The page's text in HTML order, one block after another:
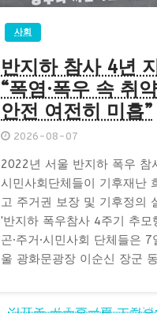
사회
반지하 참사 4년
“폭염·폭우 속 취
안전 여전히 미흡”
2026-08-07
2022년 서울 반지하 폭우 참
시민사회단체들이 기후재난
고 주거권 보장 및 기후정의
'반지하 폭우참사 4주기 추모
곤·주거·시민사회 단체들은
울 광화문광장 이순신 장군